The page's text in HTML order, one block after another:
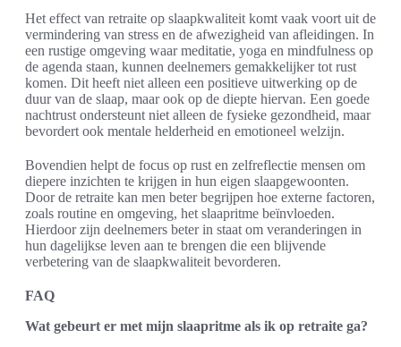
Het effect van retraite op slaapkwaliteit komt vaak voort uit de
vermindering van stress en de afwezigheid van afleidingen. In
een rustige omgeving waar meditatie, yoga en mindfulness op
de agenda staan, kunnen deelnemers gemakkelijker tot rust
komen. Dit heeft niet alleen een positieve uitwerking op de
duur van de slaap, maar ook op de diepte hiervan. Een goede
nachtrust ondersteunt niet alleen de fysieke gezondheid, maar
bevordert ook mentale helderheid en emotioneel welzijn.
Bovendien helpt de focus op rust en zelfreflectie mensen om
diepere inzichten te krijgen in hun eigen slaapgewoonten.
Door de retraite kan men beter begrijpen hoe externe factoren,
zoals routine en omgeving, het slaapritme beïnvloeden.
Hierdoor zijn deelnemers beter in staat om veranderingen in
hun dagelijkse leven aan te brengen die een blijvende
verbetering van de slaapkwaliteit bevorderen.
FAQ
Wat gebeurt er met mijn slaapritme als ik op retraite ga?